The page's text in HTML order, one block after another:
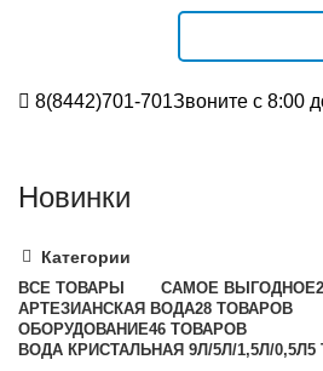
8(8442)701-701Звоните с 8:00
Новинки
Категории
ВСЕ ТОВАРЫ САМОЕ ВЫГОДНОЕ
АРТЕЗИАНСКАЯ ВОДА28 ТОВАРОВ
ОБОРУДОВАНИЕ46 ТОВАРОВ
ВОДА КРИСТАЛЬНАЯ 9Л/5Л/1,5Л/0,5Л5